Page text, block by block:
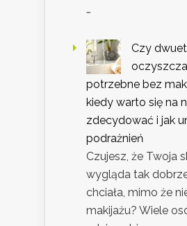
…
Czy
potrzebne bez
kiedy warto się na
zdecydować i jak
podrażnień
Czujesz, że Twoja
wygląda tak
chciała, mimo że
makijażu? Wiele